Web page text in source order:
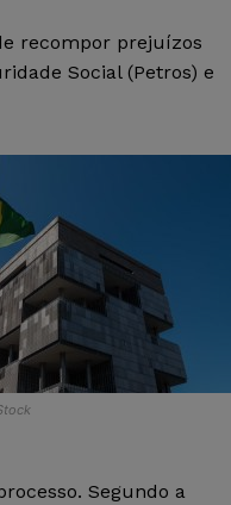
recompor prejuízos
Social (Petros) e
Segundo a